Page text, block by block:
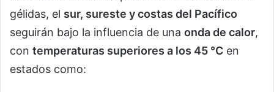
gélidas, el sur, sureste y costas del Pacífico
seguirán bajo la influencia de una onda de calor,
con temperaturas superiores a los 45 °C en
estados como: